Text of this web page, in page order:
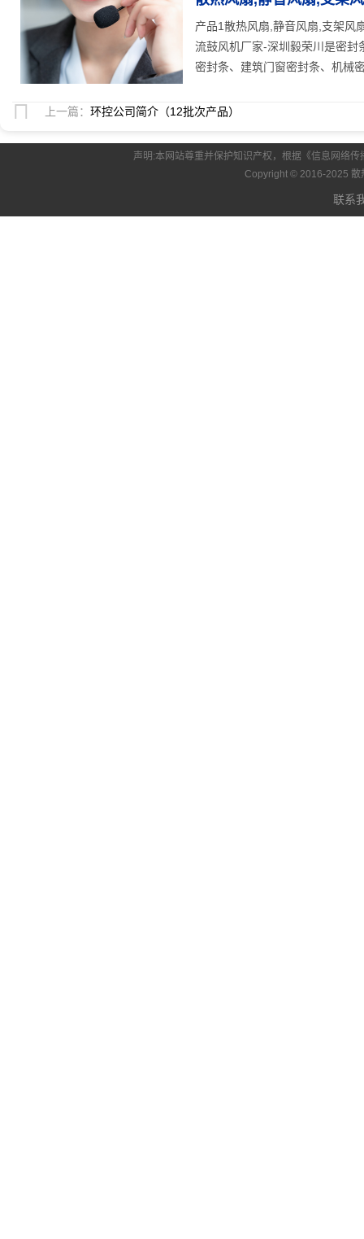
25人关注
产品1散热风扇,静音风扇,支架风
流鼓风机厂家-深圳毅荣川是密
密封条、建筑门窗密封条、机械
上一篇： 环控公司简介（12批次产品）
声明:本网站尊重并保护知识产权，根据《信息网络
Copyright © 2016-2025 散
联系